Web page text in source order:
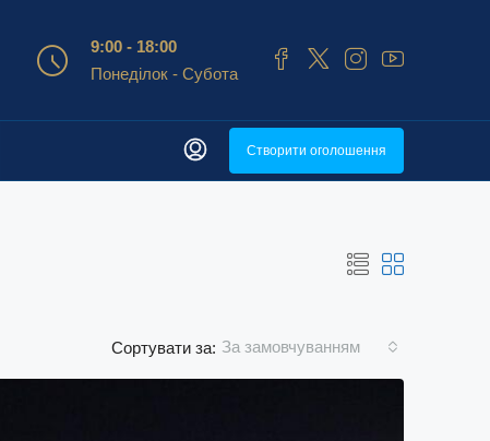
9:00 - 18:00
Понеділок - Субота
Створити оголошення
Сортувати за: За замовчуванням